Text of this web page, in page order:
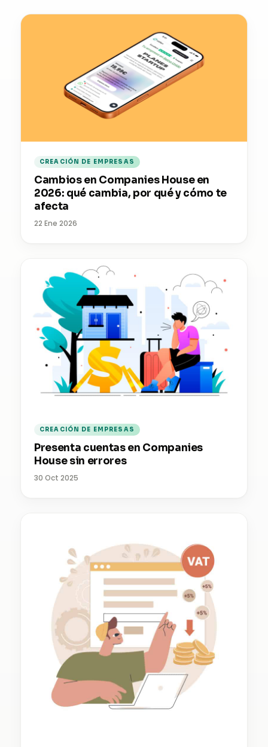
CREACIÓN DE EMPRESAS
Cambios en Companies House en
2026: qué cambia, por qué y cómo te
afecta
22 Ene 2026
CREACIÓN DE EMPRESAS
Presenta cuentas en Companies
House sin errores
30 Oct 2025